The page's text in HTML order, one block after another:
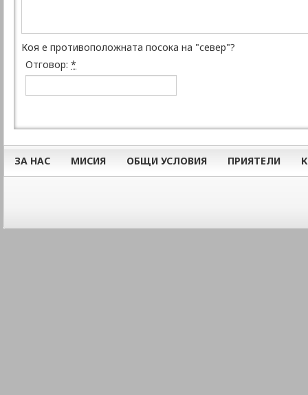
Коя е противоположната посока на "север"?
Отговор: *
ЗА НАС МИСИЯ ОБЩИ УСЛОВИЯ ПРИЯТЕЛИ